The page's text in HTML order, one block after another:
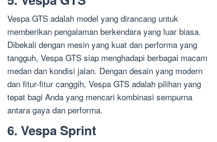
Vespa GTS adalah model yang dirancang untuk
memberikan pengalaman berkendara yang luar biasa.
Dibekali dengan mesin yang kuat dan performa yang
tangguh, Vespa GTS siap menghadapi berbagai macam
medan dan kondisi jalan. Dengan desain yang modern
dan fitur-fitur canggih, Vespa GTS adalah pilihan yang
tepat bagi Anda yang mencari kombinasi sempurna
antara gaya dan performa.
6. Vespa Sprint